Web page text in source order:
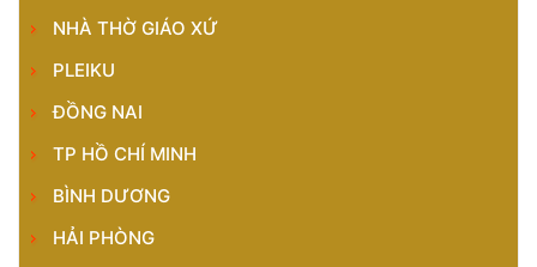
NHÀ THỜ GIÁO XỨ
PLEIKU
ĐỒNG NAI
TP HỒ CHÍ MINH
BÌNH DƯƠNG
HẢI PHÒNG